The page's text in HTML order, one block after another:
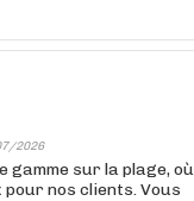
2026
sur la plage, où
nos clients. Vous